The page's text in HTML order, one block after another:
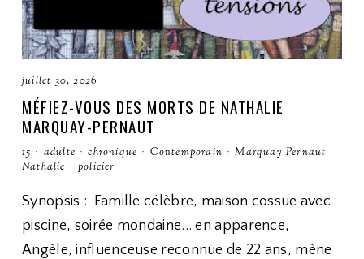
juillet 30, 2026
MÉFIEZ-VOUS DES MORTS DE NATHALIE
MARQUAY-PERNAUT
15 · adulte · chronique · Contemporain · Marquay-Pernaut
Nathalie · policier
Synopsis : Famille célèbre, maison cossue avec
piscine, soirée mondaine... en apparence,
Angèle, influenceuse reconnue de 22 ans, mène